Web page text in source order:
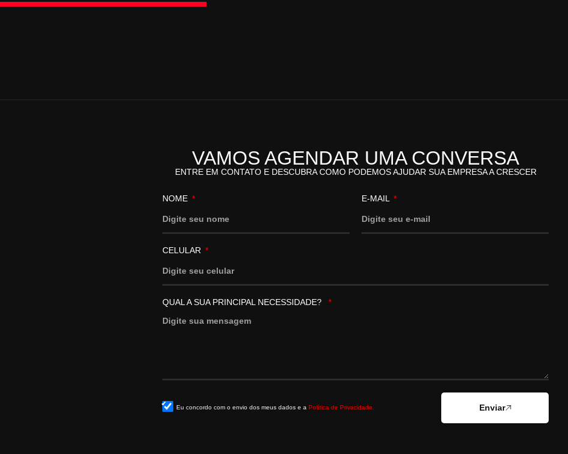
VAMOS AGENDAR UMA CONVERSA
ENTRE EM CONTATO E DESCUBRA COMO PODEMOS AJUDAR SUA EMPRESA A CRESCER
NOME E-MAIL
CELULAR
QUAL A SUA PRINCIPAL NECESSIDADE?
Eu concordo com o envio dos meus dados e a Política de Privacidade. Enviar